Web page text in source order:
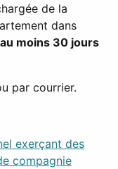
de la
dans
au moins 30 jours
par courrier.
exerçant des
compagnie